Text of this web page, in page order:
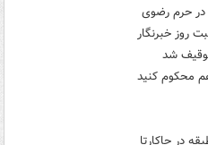
حرم رضوی
روز خبرنگار
محکوم کنید